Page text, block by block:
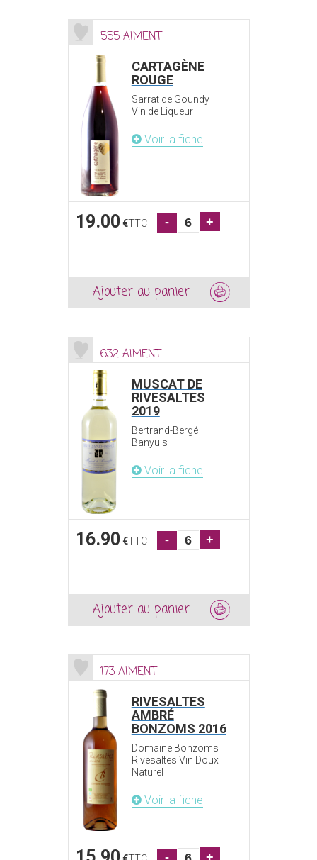
555 AIMENT
CARTAGÈNE
ROUGE
Sarrat de Goundy
Vin de Liqueur
Voir la fiche
19.00 €TTC - +
Ajouter au panier
632 AIMENT
MUSCAT DE
RIVESALTES
2019
Bertrand-Bergé
Banyuls
Voir la fiche
16.90 €TTC - +
Ajouter au panier
173 AIMENT
RIVESALTES
AMBRÉ
BONZOMS 2016
Domaine Bonzoms
Rivesaltes Vin Doux
Naturel
Voir la fiche
- +